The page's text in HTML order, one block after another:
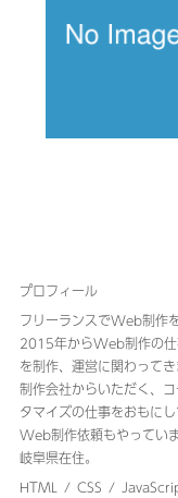
プロフィール
フリーランスでWeb制作
2015年からWeb制作の
を制作、運営に関わってき
制作会社からいただく、
タマイズの仕事をおもに
Web制作依頼もやっていま
岐阜県在住。
HTML
CSS